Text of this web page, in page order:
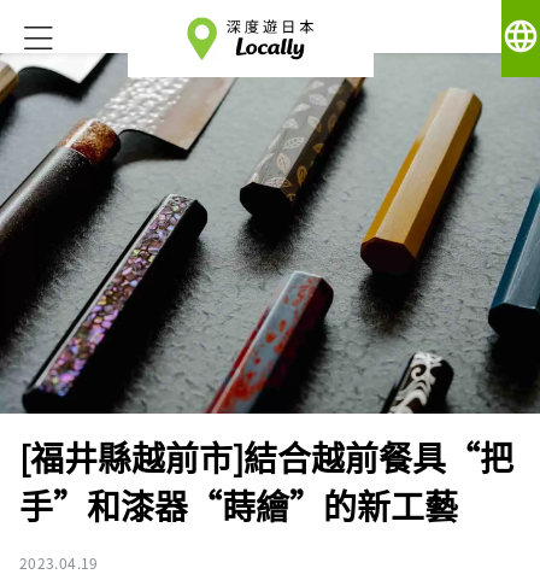
language
[福井縣越前市]結合越前餐具“把
手”和漆器“蒔繪”的新工藝
2023.04.19